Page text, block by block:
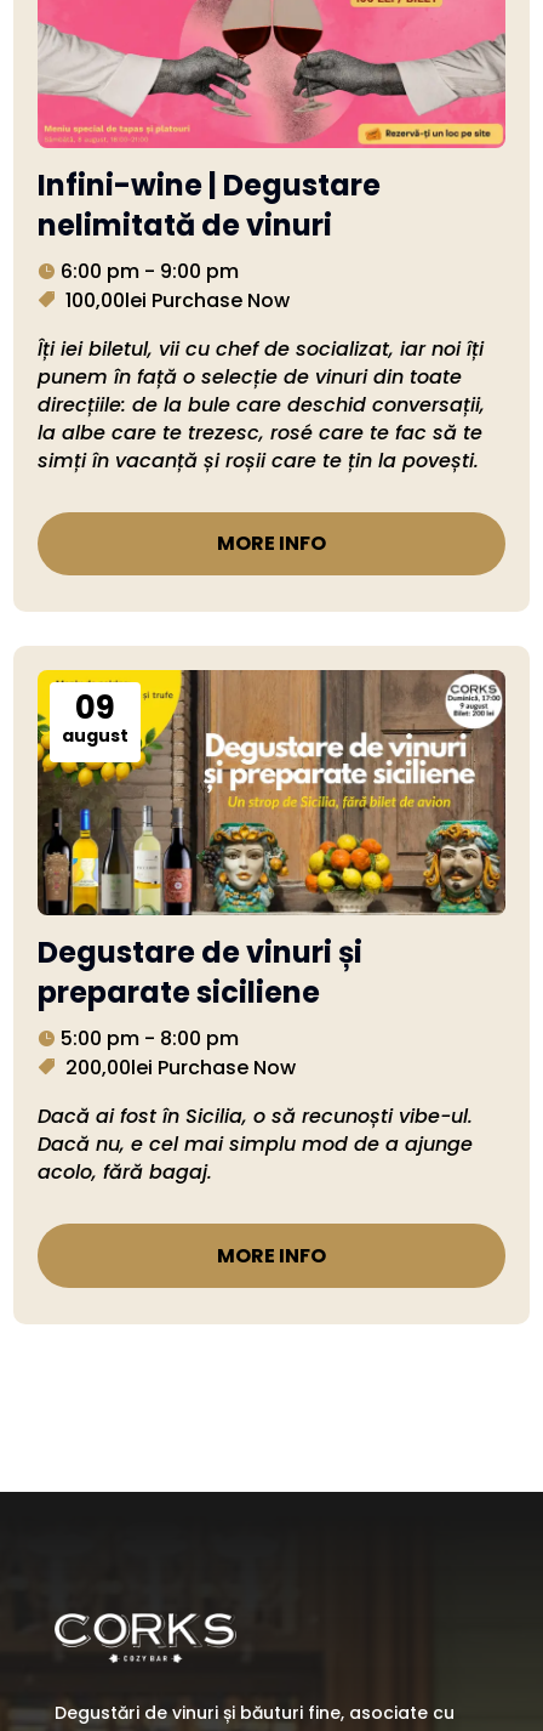
Infini-wine | Degustare
nelimitată de vinuri
6:00 pm - 9:00 pm
100,00lei Purchase Now
Îți iei biletul, vii cu chef de socializat, iar noi îți
punem în față o selecție de vinuri din toate
direcțiile: de la bule care deschid conversații,
la albe care te trezesc, rosé care te fac să te
simți în vacanță și roșii care te țin la povești.
MORE INFO
09
august
Degustare de vinuri și
preparate siciliene
5:00 pm - 8:00 pm
200,00lei Purchase Now
Dacă ai fost în Sicilia, o să recunoști vibe-ul.
Dacă nu, e cel mai simplu mod de a ajunge
acolo, fără bagaj.
MORE INFO
Degustări de vinuri și băuturi fine, asociate cu